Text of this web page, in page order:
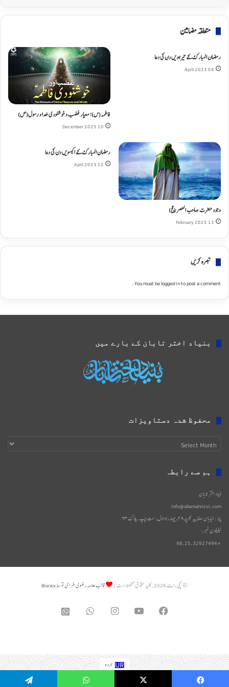
متعلقہ مضامین
رمضان المبارک کے تیرہویں دن کی دعا
04 April 2023
فاطمہ(س)؛ معیار غضب و خوشنودی خدا و رسول(ص)
10 December 2025
وجود حضرت صاحب العصر (عج)
13 February 2025
رمضان المبارک کے اکیسویں دن کی دعا
12 April 2023
تبصره کریں
You must belogged into post a comment.
بنیاد اختر تابان کے بارے میں
محفوظ شدہ دستاویزات
محفوظ
ہم سے رابطہ
بنیاد اختر تابان
Info@allamahrizvi.com
پتہ: خیابان صفاییه کوچه۲۸، چهار‌راه اول، سمت چپ، پلاک۶۳.
ٹیلیفون نمبر:
+98,25,32927494
© کپی رایت 2026, کلیه حقوق محفوظ است | قالب علامه رضوی طراحی توسط Branex
Facebook
YouTube
Instagram
WhatsApp
اردو